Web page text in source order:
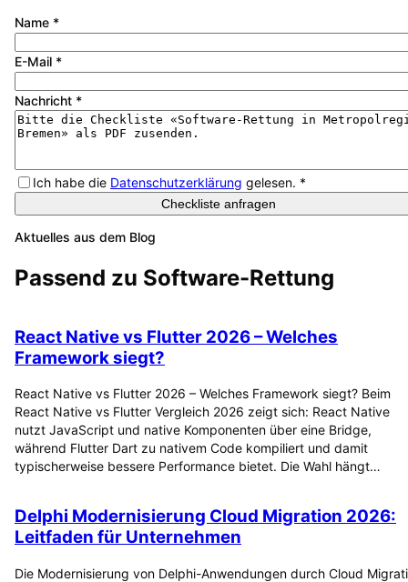
Name *
E-Mail *
Nachricht *
Ich habe die Datenschutzerklärung gelesen. *
Checkliste anfragen
Aktuelles aus dem Blog
Passend zu Software-Rettung
React Native vs Flutter 2026 – Welches
Framework siegt?
React Native vs Flutter 2026 – Welches Framework siegt? Beim
React Native vs Flutter Vergleich 2026 zeigt sich: React Native
nutzt JavaScript und native Komponenten über eine Bridge,
während Flutter Dart zu nativem Code kompiliert und damit
typischerweise bessere Performance bietet. Die Wahl hängt…
Delphi Modernisierung Cloud Migration 2026:
Leitfaden für Unternehmen
Die Modernisierung von Delphi-Anwendungen durch Cloud